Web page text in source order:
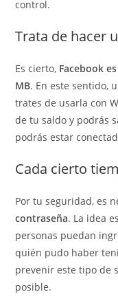
control.
Trata de hacer
Es cierto, Facebook
MB. En este sentido,
trates de usarla con
de tu saldo y podrás
podrás estar
Cada cierto
Por tu seguridad, es
contraseña. La idea
personas puedan
quién pudo haber
prevenir este tipo de
posible.